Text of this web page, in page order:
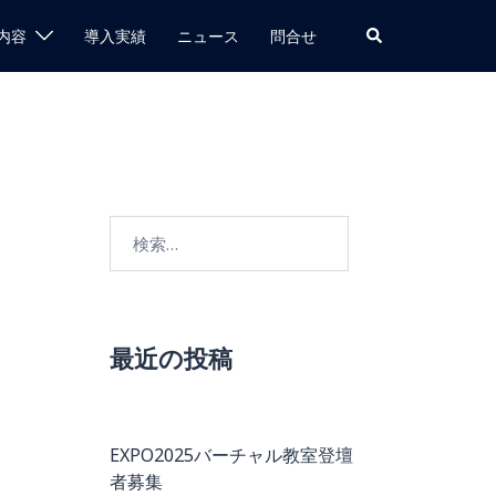
容 導入実績 ニュース 問合せ 検
索
最近の投稿
EXPO2025バーチャル教室登壇
者募集